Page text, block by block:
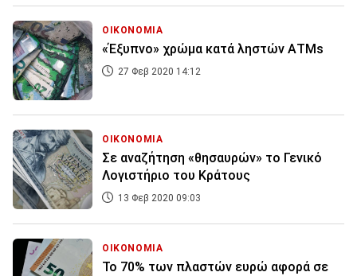
ΟΙΚΟΝΟΜΙΑ
«Έξυπνο» χρώμα κατά ληστών ΑΤΜs
27 Φεβ 2020 14:12
ΟΙΚΟΝΟΜΙΑ
Σε αναζήτηση «θησαυρών» το Γενικό
Λογιστήριο του Κράτους
13 Φεβ 2020 09:03
ΟΙΚΟΝΟΜΙΑ
Το 70% των πλαστών ευρώ αφορά σε